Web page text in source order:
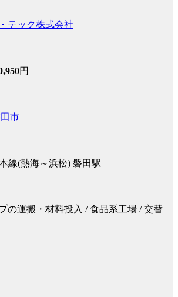
テック株式会社
円
市
線(熱海～浜松) 磐田駅
の運搬・材料投入 / 食品系工場 / 交替